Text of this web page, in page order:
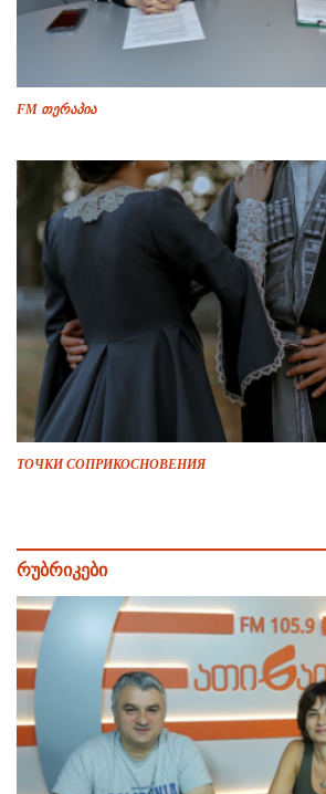
FM თერაპია
ТОЧКИ СОПРИКОСНОВЕНИЯ
რუბრიკები